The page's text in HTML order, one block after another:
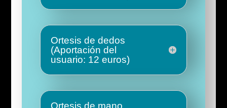
Ortesis de dedos
(Aportación del
usuario: 12 euros)
Ortesis de mano